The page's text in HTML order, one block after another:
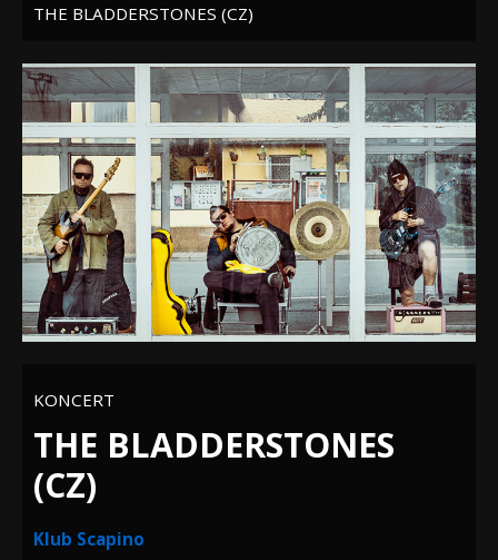
THE BLADDERSTONES (CZ)
KONCERT
THE BLADDERSTONES
(CZ)
Klub Scapino